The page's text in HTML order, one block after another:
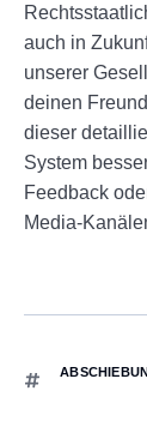
auch in
unserer
deinen
dieser
System
Feedback
Media-